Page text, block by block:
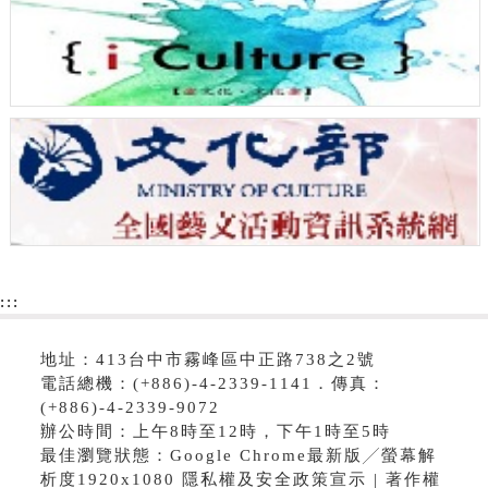
:::
地址：413台中市霧峰區中正路738之2號
電話總機：(+886)-4-2339-1141．傳真：
(+886)-4-2339-9072
辦公時間：上午8時至12時，下午1時至5時
最佳瀏覽狀態：Google Chrome最新版╱螢幕解
析度1920x1080 隱私權及安全政策宣示 | 著作權